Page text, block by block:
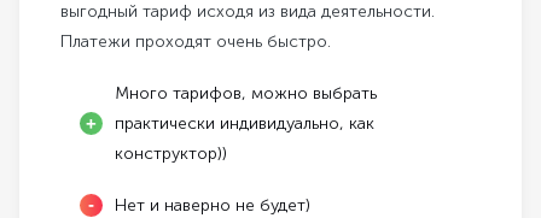
выгодный тариф исходя из вида деятельности.
Платежи проходят очень быстро.
Много тарифов, можно выбрать
практически индивидуально, как
конструктор))
Нет и наверно не будет)